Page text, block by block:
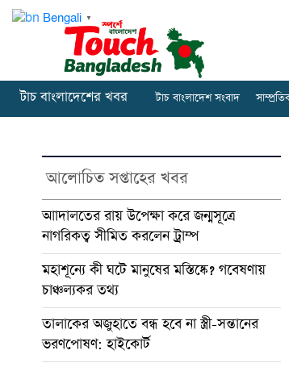
টাচ বাংলাদেশের খবর টাচ বাংলাদেশ সংবাদ
আলোচিত সপ্তাহের খবর
আাদালতের রায় উপেক্ষা করে জন্মসূত্রে
নাগরিকত্ব সীমিত করলেন ট্রাম্প
মহাশূন্যে কী ঘটে মানুষের মস্তিষ্কে? গবেষণায়
চাঞ্চল্যকর তথ্য
তালাকের অজুহাতে বন্ধ হবে না স্ত্রী-সন্তানের
ভরণপোষণ: হাইকোর্ট
Bengali ▼